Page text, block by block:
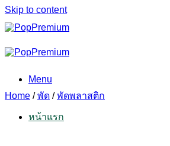
Skip to content
Menu
หน้าแรก
Home / พัด / พัดพลาสติก